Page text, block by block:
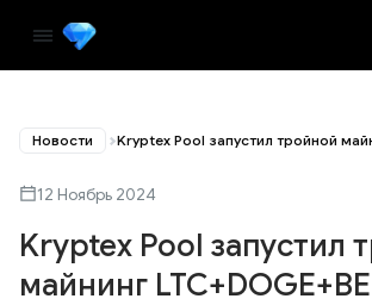
Новости Kryptex Pool запустил тройной
12 Ноябрь 2024
Kryptex Pool запустил
майнинг